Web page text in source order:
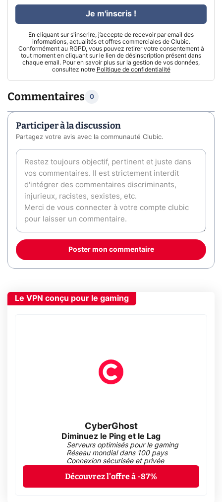
En cliquant sur s'inscrire, j’accepte de recevoir par email des
informations, actualités et offres commerciales de Clubic.
Conformément au RGPD, vous pouvez retirer votre consentement à
tout moment en cliquant sur le lien de désinscription présent dans
chaque email. Pour en savoir plus sur la gestion de vos données,
consultez notre Politique de confidentialité
Je m'inscris !
Commentaires 0
Participer à la discussion
Partagez votre avis avec la communauté Clubic.
Poster mon commentaire
Le VPN conçu pour le gaming
CyberGhost
Diminuez le Ping et le Lag
Serveurs optimisés pour le gaming
Réseau mondial dans 100 pays
Connexion sécurisée et privée
Découvrez l'offre à -87%